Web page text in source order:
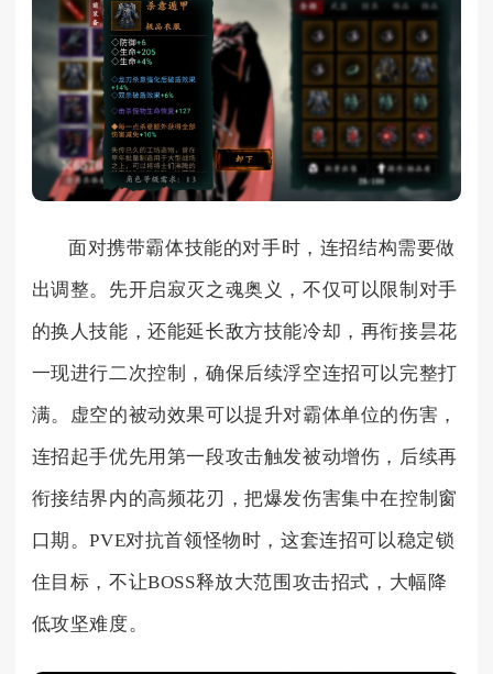
面对携带霸体技能的对手时，连招结构需要做
出调整。先开启寂灭之魂奥义，不仅可以限制对手
的换人技能，还能延长敌方技能冷却，再衔接昙花
一现进行二次控制，确保后续浮空连招可以完整打
满。虚空的被动效果可以提升对霸体单位的伤害，
连招起手优先用第一段攻击触发被动增伤，后续再
衔接结界内的高频花刃，把爆发伤害集中在控制窗
口期。PVE对抗首领怪物时，这套连招可以稳定锁
住目标，不让BOSS释放大范围攻击招式，大幅降
低攻坚难度。